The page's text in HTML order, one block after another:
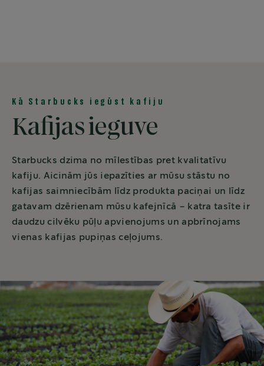
Kā Starbucks iegūst kafiju
Kafijas ieguve
Starbucks dzima no mīlestības pret kvalitatīvu
kafiju. Aicinām jūs iepazīties ar mūsu stāstu no
kafijas saimniecībām līdz produkta paciņai un līdz
gatavam dzērienam mūsu kafejnīcā – katra tasīte ir
daudzu cilvēku pūļu apvienojums un apbrīnojams
vienas kafijas pupiņas ceļojums.